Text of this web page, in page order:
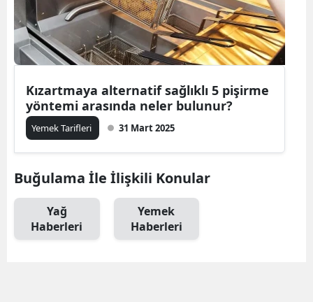
Kızartmaya alternatif sağlıklı 5 pişirme
yöntemi arasında neler bulunur?
Yemek Tarifleri 31 Mart 2025
Buğulama İle İlişkili Konular
Yağ
Haberleri
Yemek
Haberleri